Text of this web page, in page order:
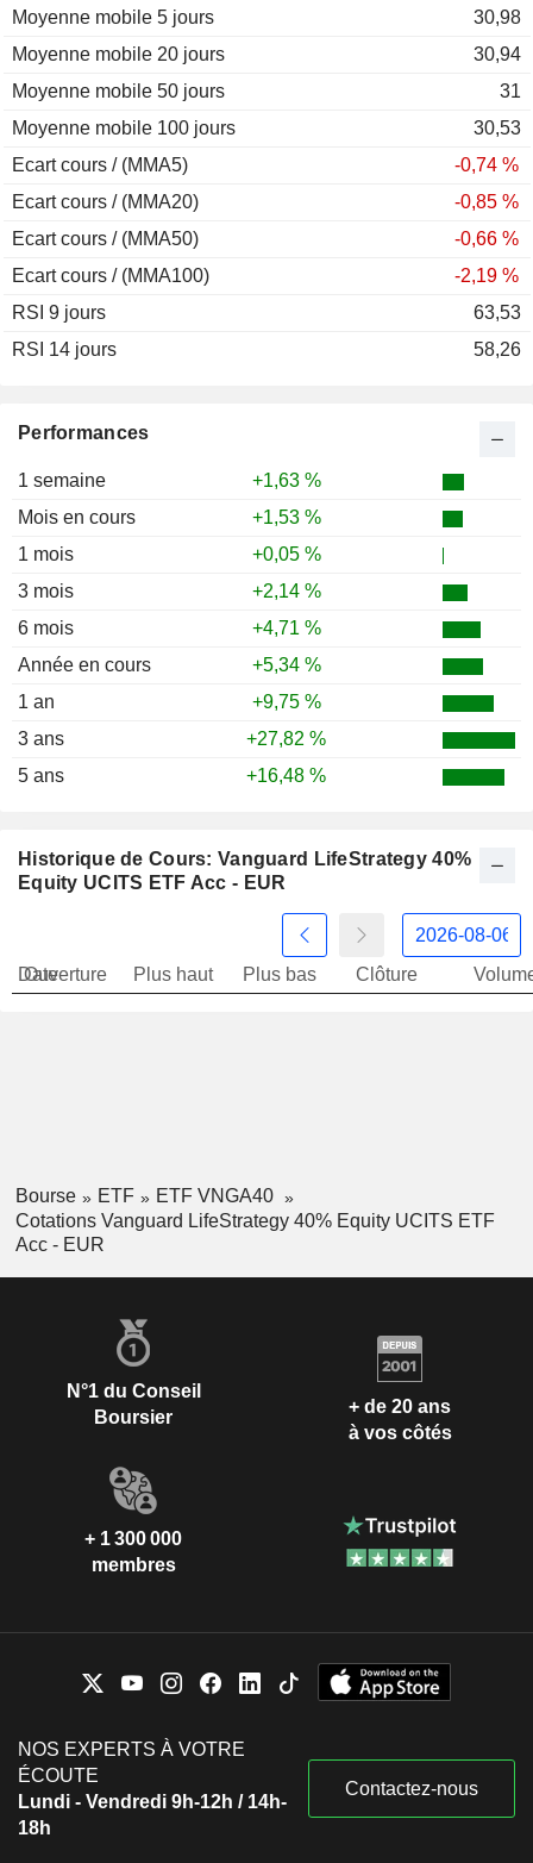
Performances
1 semaine
+1,63 %
Mois en cours
+1,53 %
1 mois
+0,05 %
3 mois
+2,14 %
6 mois
+4,71 %
Année en cours
+5,34 %
1 an
+9,75 %
3 ans
+27,82 %
5 ans
+16,48 %
Moyenne mobile 5 jours
30,98
Moyenne mobile 20 jours
30,94
Moyenne mobile 50 jours
31
Moyenne mobile 100 jours
30,53
Ecart cours / (MMA5)
-0,74 %
Ecart cours / (MMA20)
-0,85 %
Ecart cours / (MMA50)
-0,66 %
Ecart cours / (MMA100)
-2,19 %
RSI 9 jours
63,53
RSI 14 jours
58,26
Historique de Cours: Vanguard LifeStrategy 40%
Equity UCITS ETF Acc - EUR
Date
Ouverture Plus haut Plus bas Clôture
Bourse ETF
ETF VNGA40
Cotations Vanguard LifeStrategy 40% Equity UCITS ETF
Acc - EUR
N°1 du Conseil
Boursier
+ de 20 ans
à vos côtés
+ 1 300 000
membres
NOS EXPERTS À VOTRE
ÉCOUTE
Lundi - Vendredi 9h-12h / 14h-
18h
Contactez-nous